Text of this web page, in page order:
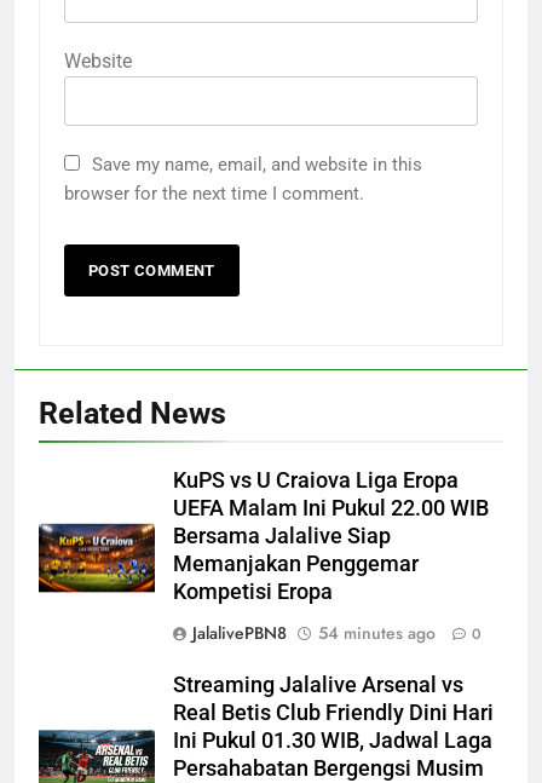
Website
Save my name, email, and website in this
browser for the next time I comment.
Related News
KuPS vs U Craiova Liga Eropa
UEFA Malam Ini Pukul 22.00 WIB
Bersama Jalalive Siap
Memanjakan Penggemar
Kompetisi Eropa
JalalivePBN8
54 minutes ago 0
Streaming Jalalive Arsenal vs
Real Betis Club Friendly Dini Hari
Ini Pukul 01.30 WIB, Jadwal Laga
Persahabatan Bergengsi Musim